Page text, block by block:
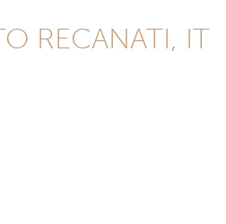
RECANATI, IT